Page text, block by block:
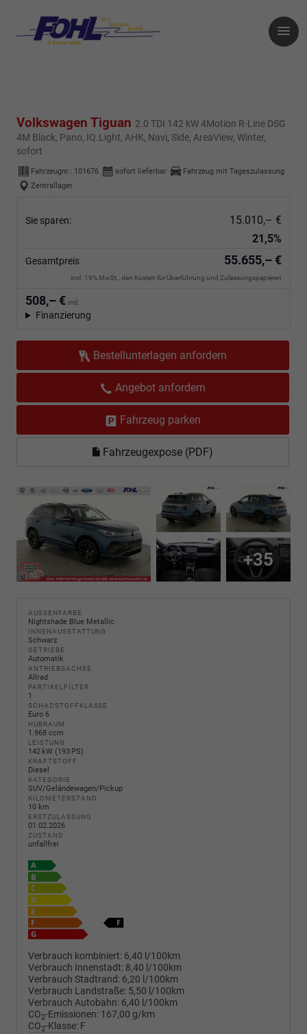
Volkswagen Tiguan 2.0 TDI 142 kW 4Motion R-Line DSG
4M Black, Pano, IQ.Light, AHK, Navi, Side, AreaView, Winter,
sofort
Fahrzeugnr.: 101676 sofort lieferbar
Fahrzeug mit Tageszulassung
Zentrallager
Sie sparen:
15.010,– €
21,5%
Gesamtpreis 55.655,– €
incl. 19% MwSt., den Kosten für Überführung und Zulassungspapieren
508,– € mtl.
Finanzierung
Bestellunterlagen anfordern
Angebot anfordern
Fahrzeug parken
Fahrzeugexpose (PDF)
+35
AUSSENFARBE
Nightshade Blue Metallic
INNENAUSSTATTUNG
Schwarz
GETRIEBE
Automatik
ANTRIEBSACHSE
Allrad
PARTIKELFILTER
1
SCHADSTOFFKLASSE
Euro 6
HUBRAUM
1.968 ccm
LEISTUNG
142 kW (193 PS)
KRAFTSTOFF
Diesel
KATEGORIE
SUV/Geländewagen/Pickup
KILOMETERSTAND
10 km
ERSTZULASSUNG
01.02.2026
ZUSTAND
unfallfrei
Verbrauch kombiniert: 6,40 l/100km
Verbrauch Innenstadt: 8,40 l/100km
Verbrauch Stadtrand: 6,20 l/100km
Verbrauch Landstraße: 5,50 l/100km
Verbrauch Autobahn: 6,40 l/100km
CO2-Emissionen: 167,00 g/km
CO2-Klasse: F